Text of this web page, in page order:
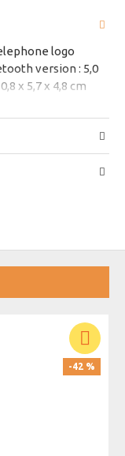
logo
version : 5,0
x 5,7 x 4,8 cm
-42 %